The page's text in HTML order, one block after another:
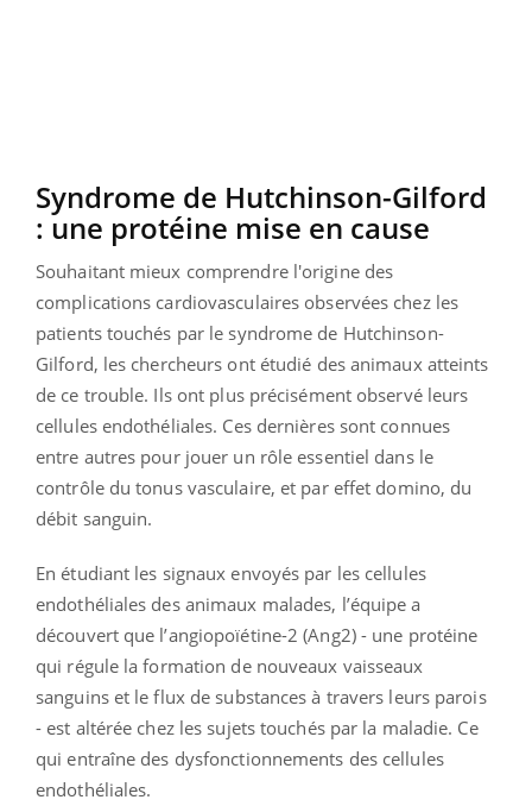
Syndrome de Hutchinson-Gilford
: une protéine mise en cause
Souhaitant mieux comprendre l'origine des
complications cardiovasculaires observées chez les
patients touchés par le syndrome de Hutchinson-
Gilford, les chercheurs ont étudié des animaux atteints
de ce trouble. Ils ont plus précisément observé leurs
cellules endothéliales. Ces dernières sont connues
entre autres pour jouer un rôle essentiel dans le
contrôle du tonus vasculaire, et par effet domino, du
débit sanguin.
En étudiant les signaux envoyés par les cellules
endothéliales des animaux malades, l’équipe a
découvert que l’angiopoïétine-2 (Ang2) - une protéine
qui régule la formation de nouveaux vaisseaux
sanguins et le flux de substances à travers leurs parois
- est altérée chez les sujets touchés par la maladie. Ce
qui entraîne des dysfonctionnements des cellules
endothéliales.